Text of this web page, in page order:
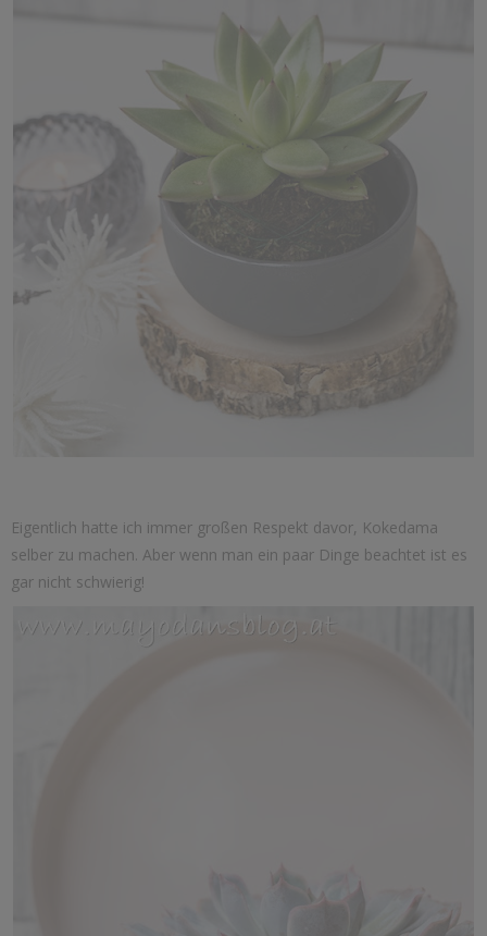
Eigentlich hatte ich immer großen Respekt davor, Kokedama
selber zu machen. Aber wenn man ein paar Dinge beachtet ist es
gar nicht schwierig!